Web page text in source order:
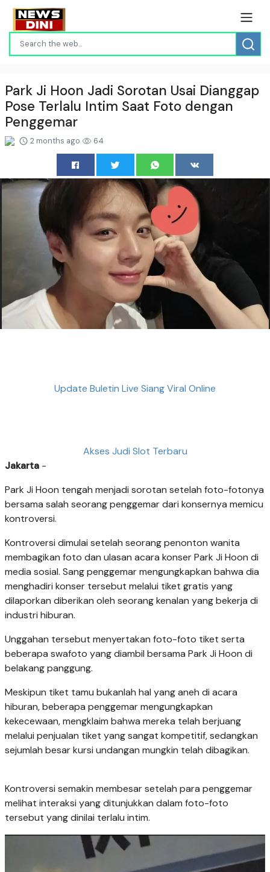
Park Ji Hoon Jadi Sorotan Usai Dianggap
Pose Terlalu Intim Saat Foto dengan
Penggemar
2 months ago 64
Update Buletin Live Siang Viral Online
Akses Judi Slot Terbaru
Jakarta -
Park Ji Hoon tengah menjadi sorotan setelah foto-fotonya
bersama salah seorang penggemar dari konsernya memicu
kontroversi.
Kontroversi dimulai setelah seorang penonton wanita
membagikan foto dan ulasan acara konser Park Ji Hoon di
media sosial. Sang penggemar mengungkapkan bahwa dia
menghadiri konser tersebut melalui tiket gratis yang
dilaporkan diberikan oleh seorang kenalan yang bekerja di
industri hiburan.
Unggahan tersebut menyertakan foto-foto tiket serta
beberapa swafoto yang diambil bersama Park Ji Hoon di
belakang panggung.
Meskipun tiket tamu bukanlah hal yang aneh di acara
hiburan, beberapa penggemar mengungkapkan
kekecewaan, mengklaim bahwa mereka telah berjuang
melalui penjualan tiket yang sangat kompetitif, sedangkan
sejumlah besar kursi undangan mungkin telah dibagikan.
Kontroversi semakin membesar setelah para penggemar
melihat interaksi yang ditunjukkan dalam foto-foto
tersebut yang dinilai terlalu intim.